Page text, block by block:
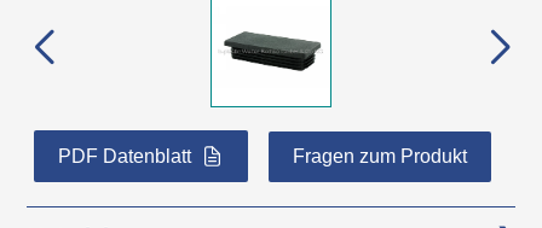
PDF Datenblatt Fragen zum Produkt